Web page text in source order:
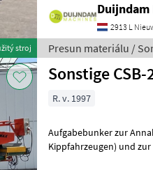
stroj
Duijndam
2913 L
Presun materiálu /
Sonstige CSB-
R. v. 1997
Aufgabebunker zur
Kippfahrzeugen) und